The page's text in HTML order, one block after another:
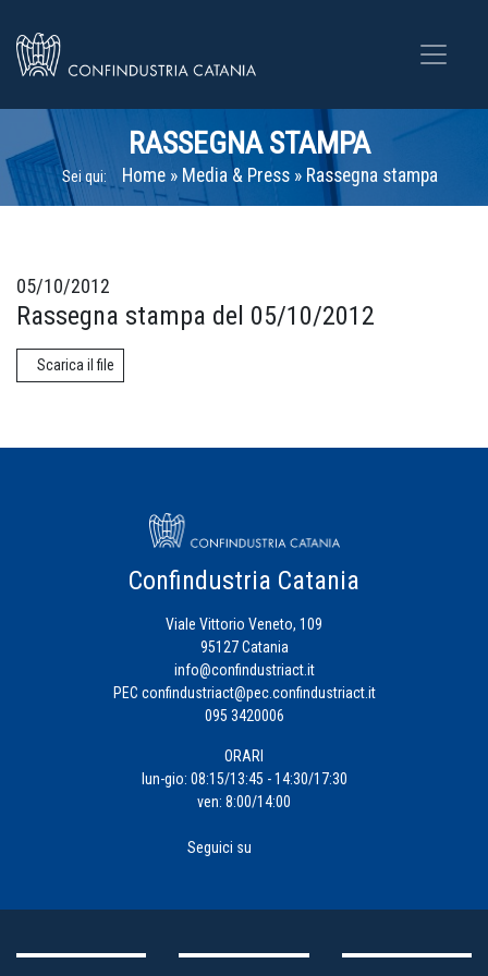
RASSEGNA STAMPA
Sei qui: Home» Media & Press» Rassegna stampa
05/10/2012
Rassegna stampa del 05/10/2012
Scarica il file
Confindustria Catania
Viale Vittorio Veneto, 109
95127 Catania
info@confindustriact.it
PEC confindustriact@pec.confindustriact.it
095 3420006
ORARI
lun-gio: 08:15/13:45 - 14:30/17:30
ven: 8:00/14:00
Seguici su